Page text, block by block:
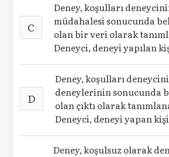
C
Deney, koşulları
müdahalesi sonucunda
olan bir veri olarak
Deneyci, deneyi yapılan
D
Deney, koşulları
deneylerinin sonucunda
olan çıktı olarak
Deneyci, deneyi yapan
Deney, koşulsuz olarak